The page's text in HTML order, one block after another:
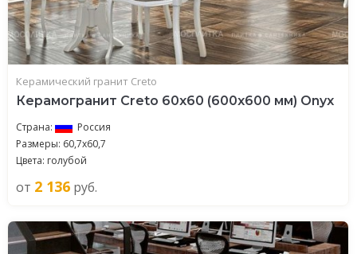
Керамический гранит Creto
Керамогранит Creto 60x60 (600x600 мм) Onyx
Страна:
Россия
Размеры: 60,7x60,7
Цвета: голубой
от 2 136 руб.